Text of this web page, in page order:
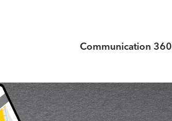
Communication 360